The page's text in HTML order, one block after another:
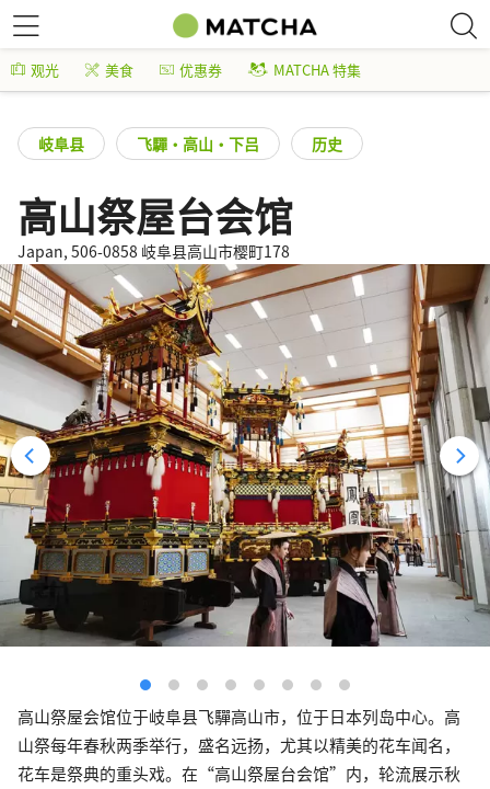
观光 美食 优惠券 MATCHA 特集
岐阜县 飞驒・高山・下吕 历史
高山祭屋台会馆
Japan, 506-0858 岐阜县高山市樱町178
高山祭屋会馆位于岐阜县飞驒高山市，位于日本列岛中心。高
山祭每年春秋两季举行，盛名远扬，尤其以精美的花车闻名，
花车是祭典的重头戏。在“高山祭屋台会馆”内，轮流展示秋